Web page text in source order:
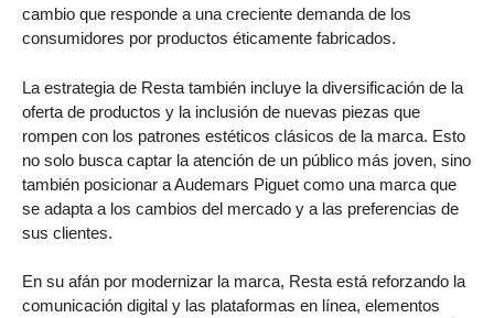
cambio que responde a una creciente demanda de los
consumidores por productos éticamente fabricados.
La estrategia de Resta también incluye la diversificación de la
oferta de productos y la inclusión de nuevas piezas que
rompen con los patrones estéticos clásicos de la marca. Esto
no solo busca captar la atención de un público más joven, sino
también posicionar a Audemars Piguet como una marca que
se adapta a los cambios del mercado y a las preferencias de
sus clientes.
En su afán por modernizar la marca, Resta está reforzando la
comunicación digital y las plataformas en línea, elementos